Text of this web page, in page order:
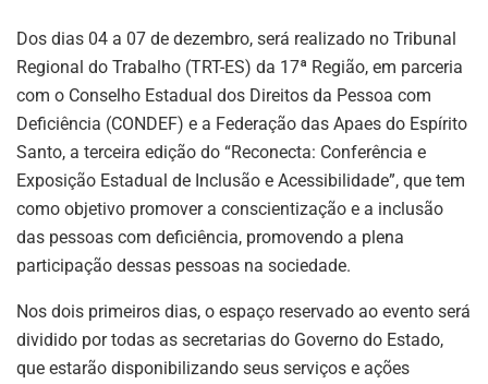
Dos dias 04 a 07 de dezembro, será realizado no Tribunal
Regional do Trabalho (TRT-ES) da 17ª Região, em parceria
com o Conselho Estadual dos Direitos da Pessoa com
Deficiência (CONDEF) e a Federação das Apaes do Espírito
Santo, a terceira edição do “Reconecta: Conferência e
Exposição Estadual de Inclusão e Acessibilidade”, que tem
como objetivo promover a conscientização e a inclusão
das pessoas com deficiência, promovendo a plena
participação dessas pessoas na sociedade.
Nos dois primeiros dias, o espaço reservado ao evento será
dividido por todas as secretarias do Governo do Estado,
que estarão disponibilizando seus serviços e ações